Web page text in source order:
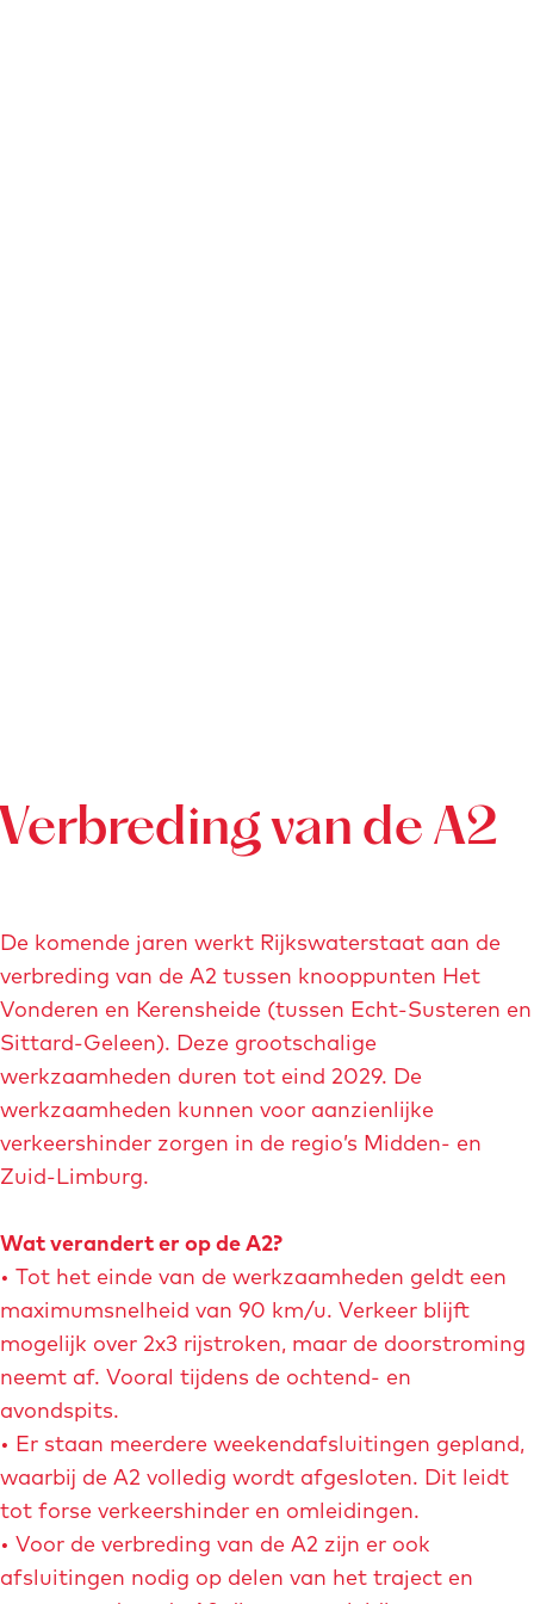
van de A2
De komende jaren werkt Rijkswaterstaat aan de
verbreding van de A2 tussen knooppunten Het
Vonderen en Kerensheide (tussen Echt-Susteren en
Sittard-Geleen). Deze grootschalige
werkzaamheden duren tot eind 2029. De
werkzaamheden kunnen voor aanzienlijke
verkeershinder zorgen in de regio’s Midden- en
Zuid-Limburg.
Wat verandert er op de A2?
• Tot het einde van de werkzaamheden geldt een
maximumsnelheid van 90 km/u. Verkeer blijft
mogelijk over 2x3 rijstroken, maar de doorstroming
neemt af. Vooral tijdens de ochtend- en
avondspits.
• Er staan meerdere weekendafsluitingen gepland,
waarbij de A2 volledig wordt afgesloten. Dit leidt
tot forse verkeershinder en omleidingen.
• Voor de verbreding van de A2 zijn er ook
afsluitingen nodig op delen van het traject en